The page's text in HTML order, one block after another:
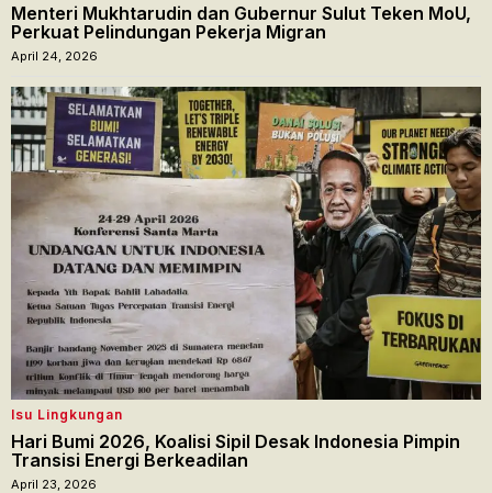
Menteri Mukhtarudin dan Gubernur Sulut Teken MoU,
Perkuat Pelindungan Pekerja Migran
April 24, 2026
Isu Lingkungan
Hari Bumi 2026, Koalisi Sipil Desak Indonesia Pimpin
Transisi Energi Berkeadilan
April 23, 2026